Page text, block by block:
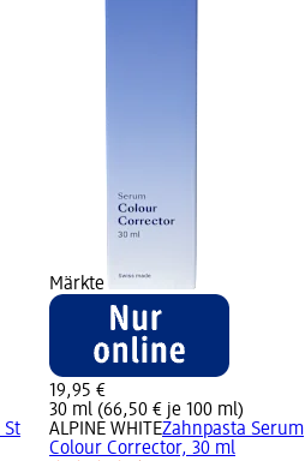
St
Märkte
19,95 €
30 ml (66,50 € je 100 ml)
ALPINE WHITEZahnpasta Serum
Colour Corrector, 30 ml